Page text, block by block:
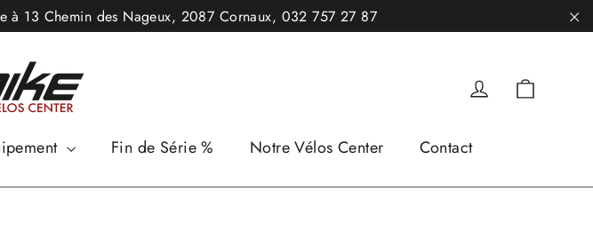
à 13 Chemin des Nageux, 2087 Cornaux, 032 757 27 87
Se connecter
Fin de Série % Notre Vélos Center Contact